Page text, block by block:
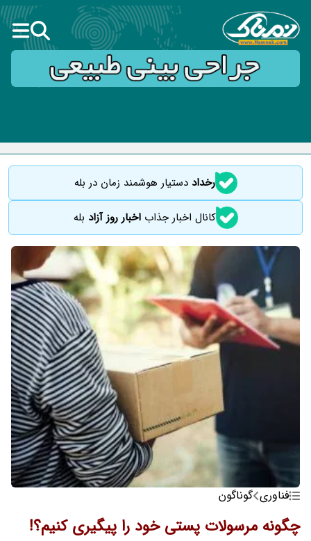
رخداددستیار هوشمند زمان در بله
کانال اخبار جذاباخبار روز آزاد بله
فناوری گوناگون
چگونه مرسولات پستی خود را پیگیری کنیم؟!